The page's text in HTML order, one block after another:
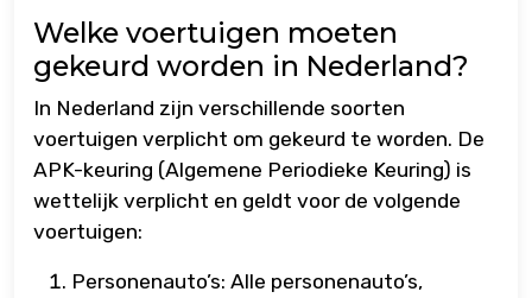
Welke voertuigen moeten
gekeurd worden in Nederland?
In Nederland zijn verschillende soorten
voertuigen verplicht om gekeurd te worden. De
APK-keuring (Algemene Periodieke Keuring) is
wettelijk verplicht en geldt voor de volgende
voertuigen:
Personenauto’s: Alle personenauto’s,